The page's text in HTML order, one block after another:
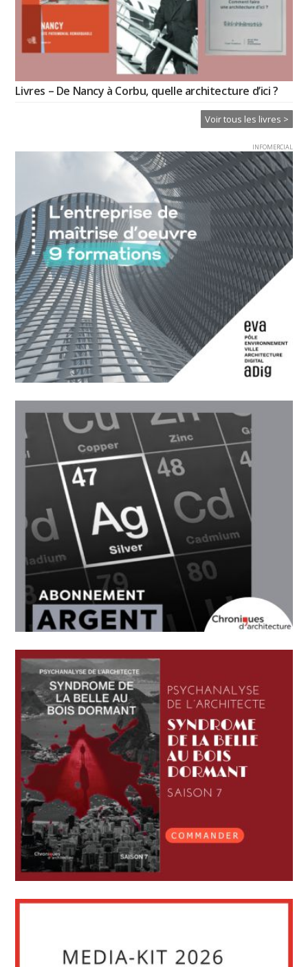
Livres – De Nancy à Corbu, quelle architecture d’ici ?
Voir tous les livres >
INFOMERCIAL